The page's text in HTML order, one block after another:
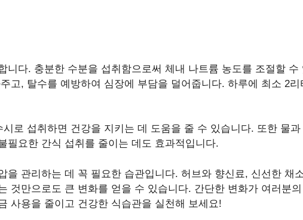
니다. 충분한 수분을 섭취함으로써 체내 나트륨 농도를 조절할 수
고, 탈수를 예방하여 심장에 부담을 덜어줍니다. 하루에 최소 2리
로 섭취하면 건강을 지키는 데 도움을 줄 수 있습니다. 또한 물과
필요한 간식 섭취를 줄이는 데도 효과적입니다.
을 관리하는 데 꼭 필요한 습관입니다. 허브와 향신료, 신선한 채
것만으로도 큰 변화를 얻을 수 있습니다. 간단한 변화가 여러분
사용을 줄이고 건강한 식습관을 실천해 보세요!